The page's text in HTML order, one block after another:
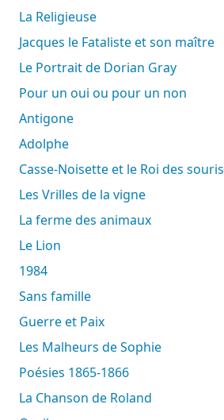
La Religieuse
Jacques le Fataliste et son maître
Le Portrait de Dorian Gray
Pour un oui ou pour un non
Antigone
Adolphe
Casse-Noisette et le Roi des souris
Les Vrilles de la vigne
La ferme des animaux
Le Lion
1984
Sans famille
Guerre et Paix
Les Malheurs de Sophie
Poésies 1865-1866
La Chanson de Roland